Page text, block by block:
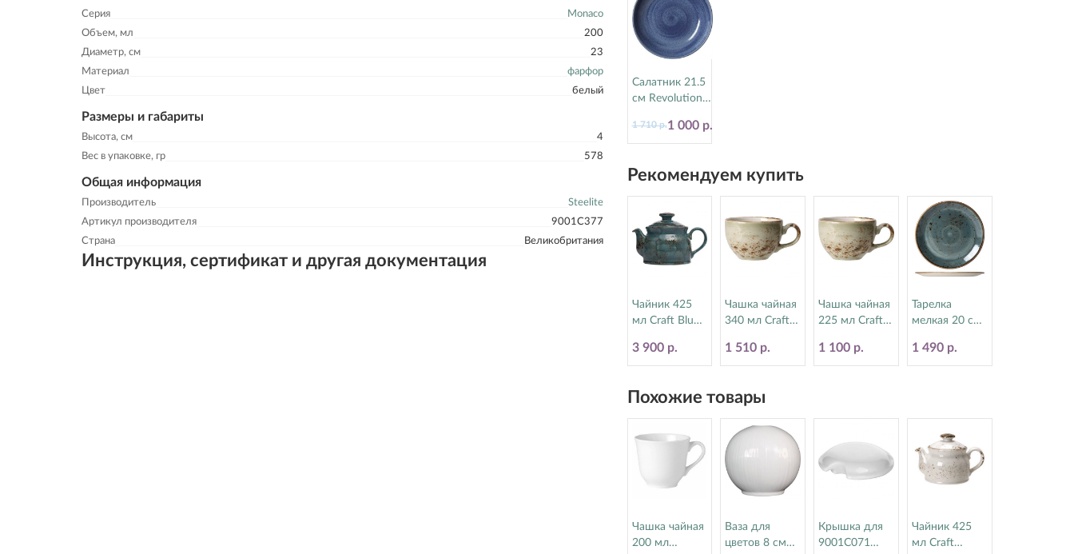
Серия
Monaco
Объем, мл
200
Диаметр, см
23
Материал
фарфор
Цвет
белый
Размеры и габариты
Высота, см
4
Вес в упаковке, гр
578
Общая информация
Производитель
Steelite
Артикул производителя
9001C377
Страна
Великобритания
Инструкция, сертификат и другая документация
Салатник 21.5
см Revolution
Steelite
(Стилайт)
1 000 р.
1 710 р.
Рекомендуем купить
Чайник 425
мл Craft Blue
(Стилайт)
11300367
3 900 р.
Чашка чайная
340 мл Craft
(Стилайт)
11310152
1 510 р.
Чашка чайная
225 мл Craft
(Стилайт)
11310189
1 100 р.
Тарелка
мелкая 20 см
Steelite
(Стилайт)
1 490 р.
Похожие товары
Чашка чайная
200 мл
Ваза для
цветов 8 см
Крышка для
9001C071
Чайник 425
мл Craft